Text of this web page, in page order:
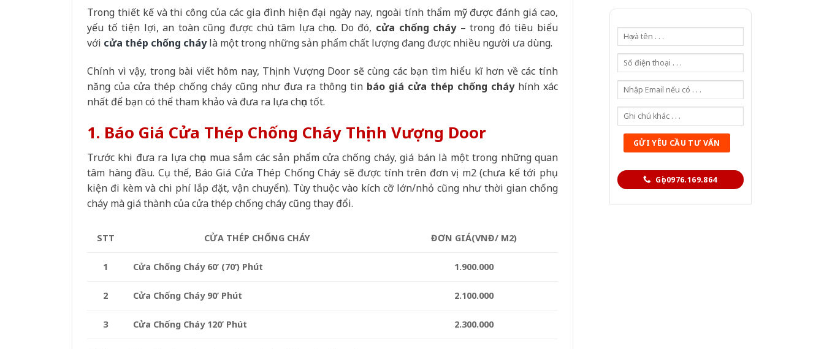
Trong thiết kế và thi công của các gia đình hiện đại ngày nay, ngoài tính thẩm mỹ được đánh giá cao,
yếu tố tiện lợi, an toàn cũng được chú tâm lựa chọn. Do đó, cửa chống cháy – trong đó tiêu biểu
với cửa thép chống cháylà một trong những sản phẩm chất lượng đang được nhiều người ưa dùng.
Chính vì vậy, trong bài viết hôm nay, Thịnh Vượng Door sẽ cùng các bạn tìm hiểu kĩ hơn về các tính
năng của cửa thép chống cháy cũng như đưa ra thông tin báo giá cửa thép chống cháyhính xác
nhất để bạn có thể tham khảo và đưa ra lựa chọn tốt.
1. Báo Giá Cửa Thép Chống Cháy Thịnh Vượng Door
Trước khi đưa ra lựa chọn mua sắm các sản phẩm cửa chống cháy, giá bán là một trong những quan
tâm hàng đầu. Cụ thể, Báo Giá Cửa Thép Chống Cháy sẽ được tính trên đơn vị m2 (chưa kể tới phụ
kiện đi kèm và chi phí lắp đặt, vận chuyển). Tùy thuộc vào kích cỡ lớn/nhỏ cũng như thời gian chống
cháy mà giá thành của cửa thép chống cháy cũng thay đổi.
STT CỬA THÉP CHỐNG CHÁY ĐƠN GIÁ(VNĐ/ M2)
1 Cửa Chống Cháy 60’ (70’) Phút 1.900.000
2 Cửa Chống Cháy 90’ Phút 2.100.000
3 Cửa Chống Cháy 120’ Phút 2.300.000
Gọi 0976.169.864